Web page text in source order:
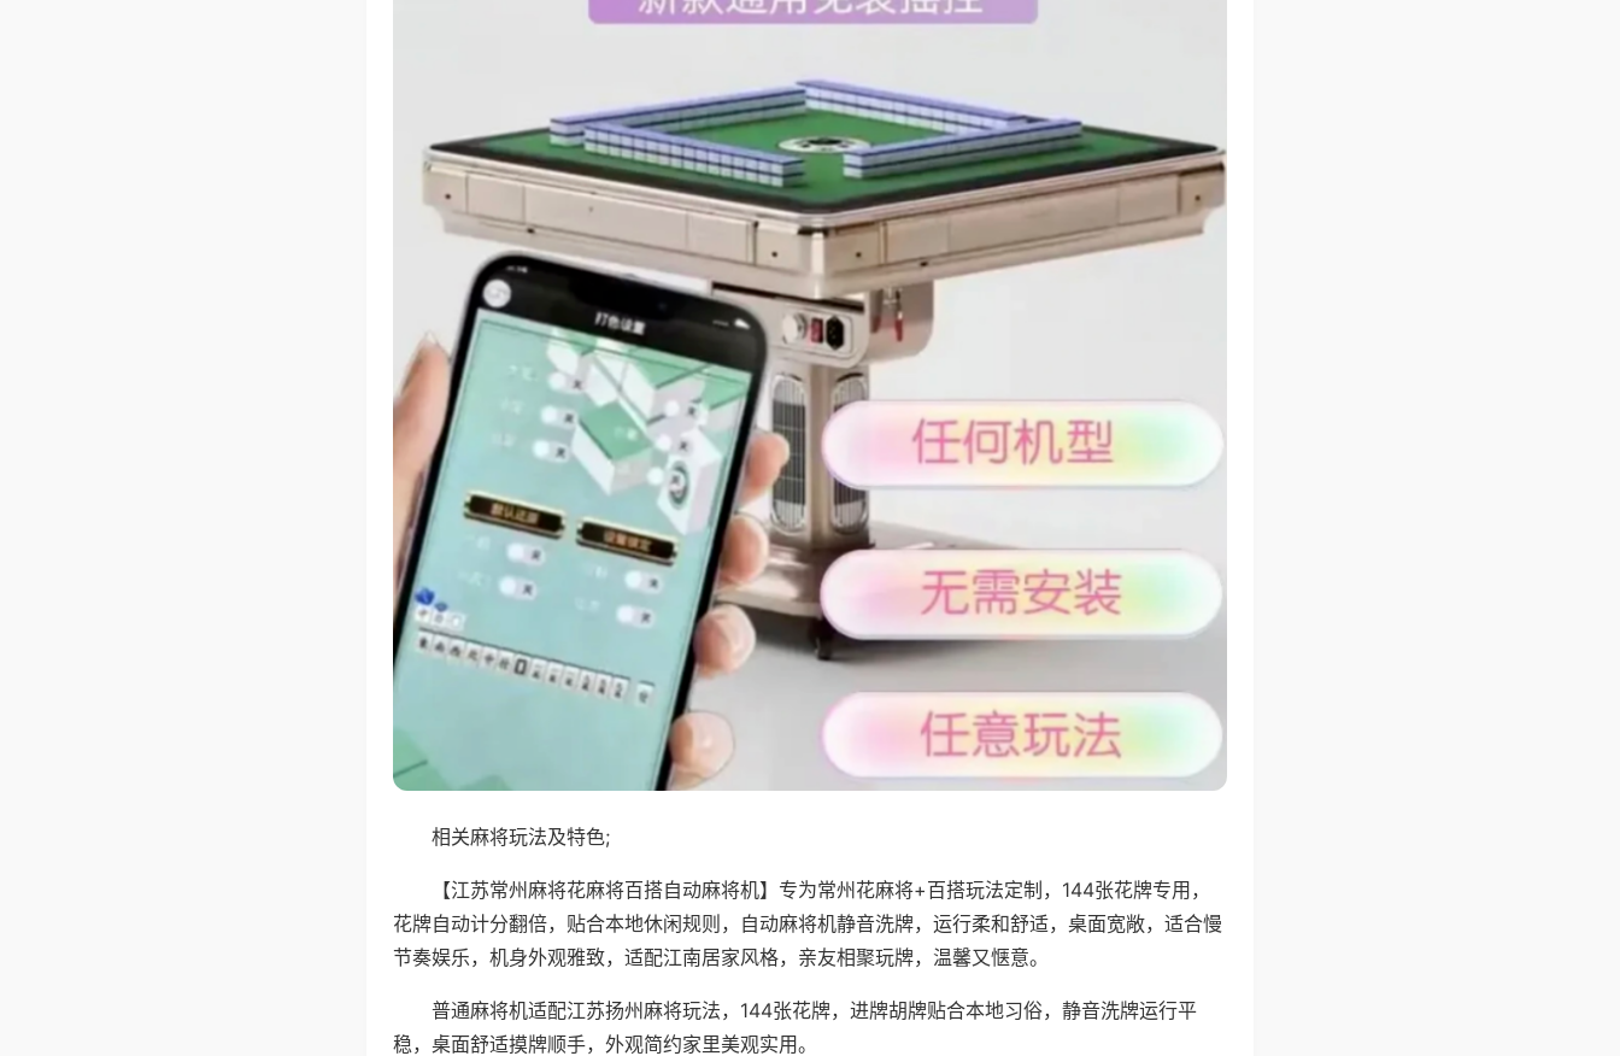
相关麻将玩法及特色;
【江苏常州麻将花麻将百搭自动麻将机】专为常州花麻将+百搭玩法定制，144张花牌专用，
花牌自动计分翻倍，贴合本地休闲规则，自动麻将机静音洗牌，运行柔和舒适，桌面宽敞，适合慢
节奏娱乐，机身外观雅致，适配江南居家风格，亲友相聚玩牌，温馨又惬意。
普通麻将机适配江苏扬州麻将玩法，144张花牌，进牌胡牌贴合本地习俗，静音洗牌运行平
稳，桌面舒适摸牌顺手，外观简约家里美观实用。